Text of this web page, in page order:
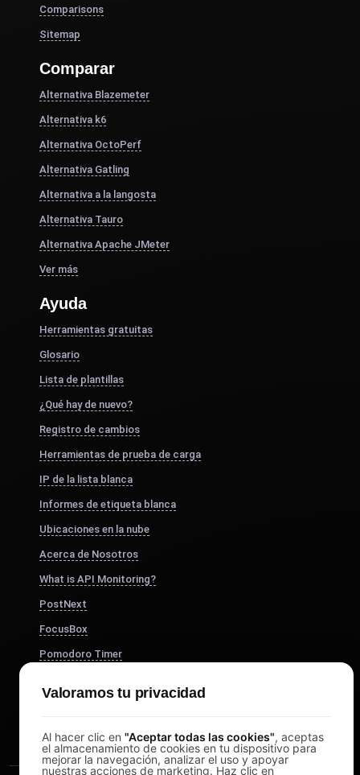
Comparisons
Sitemap
Comparar
Alternativa Blazemeter
Alternativa k6
Alternativa OctoPerf
Alternativa Gatling
Alternativa a la langosta
Alternativa Tauro
Alternativa Apache JMeter
Ver más
Ayuda
Herramientas gratuitas
Glosario
Lista de plantillas
¿Qué hay de nuevo?
Registro de cambios
Herramientas de prueba de carga
IP de la lista blanca
Informes de etiqueta blanca
Ubicaciones en la nube
Acerca de Nosotros
What is API Monitoring?
PostNext
FocusBox
Pomodoro Timer
Valoramos tu privacidad
Al hacer clic en "Aceptar todas las cookies", aceptas
el almacenamiento de cookies en tu dispositivo para
mejorar la navegación, analizar el uso y apoyar
nuestras acciones de marketing. Haz clic en